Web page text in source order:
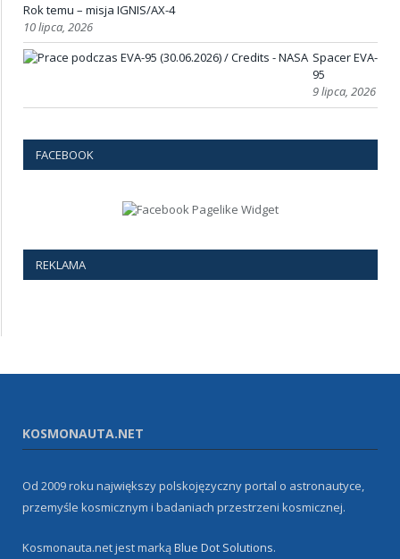
Rok temu – misja IGNIS/AX-4
10 lipca, 2026
Spacer EVA-
95
9 lipca, 2026
FACEBOOK
REKLAMA
KOSMONAUTA.NET
Od 2009 roku największy polskojęzyczny portal o astronautyce,
przemyśle kosmicznym i badaniach przestrzeni kosmicznej.
Kosmonauta.net jest markąBlue Dot Solutions.